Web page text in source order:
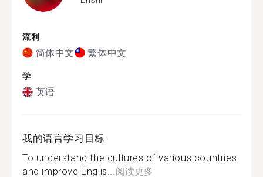
流利
简体中文 繁体中文
学
英语
我的语言学习目标
To understand the cultures of various countries
and improve Englis...阅读更多